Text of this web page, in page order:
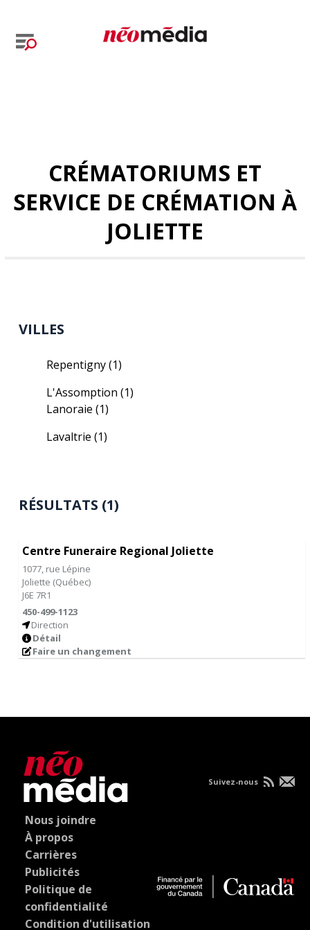
CRÉMATORIUMS ET
SERVICE DE CRÉMATION À
JOLIETTE
VILLES
Repentigny(1)
L'Assomption(1)
Lanoraie(1)
Lavaltrie(1)
RÉSULTATS (1)
Centre Funeraire Regional Joliette
1077, rue Lépine
Joliette (Québec)
J6E 7R1
450-499-1123
Direction
Détail
Faire un changement
Nous joindre
À propos
Carrières
Publicités
Politique de
confidentialité
Condition d'utilisation
Suivez-nous